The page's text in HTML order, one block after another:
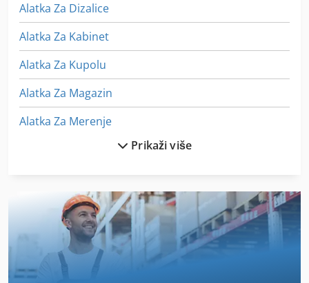
Alatka Za Dizalice
Alatka Za Kabinet
Alatka Za Kupolu
Alatka Za Magazin
Alatka Za Merenje
Alatka Za Merenje Mašina
Alatka Za Novinare Spoticanje
Alatka Za Pravljenje Narukvica
Alatka Za Sobu Glodalica
Prikaži više